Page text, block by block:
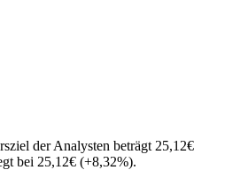
der Analysten beträgt 25,12€
bei 25,12€ (+8,32%).